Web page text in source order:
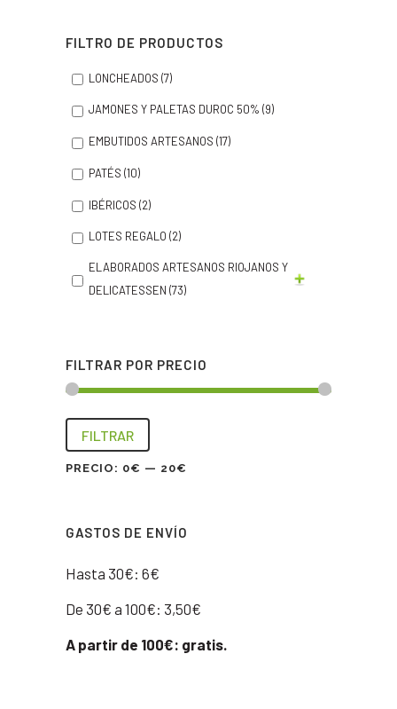
FILTRO DE PRODUCTOS
LONCHEADOS (7)
JAMONES Y PALETAS DUROC 50% (9)
EMBUTIDOS ARTESANOS (17)
PATÉS (10)
IBÉRICOS (2)
LOTES REGALO (2)
ELABORADOS ARTESANOS RIOJANOS Y
DELICATESSEN (73)
FILTRAR POR PRECIO
FILTRAR
PRECIO: 0€ — 20€
GASTOS DE ENVÍO
Hasta 30€: 6€
De 30€ a 100€: 3,50€
A partir de 100€: gratis.